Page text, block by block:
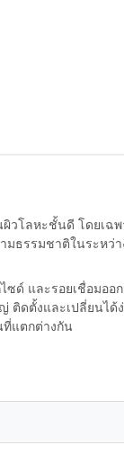
วโลหะชั้นดี โดยเฉพ
มธรรมชาติในระหว่
ซด์ และรอยเชื่อมออ
ติดตั้งและเปลี่ยนได้
แตกต่างกัน